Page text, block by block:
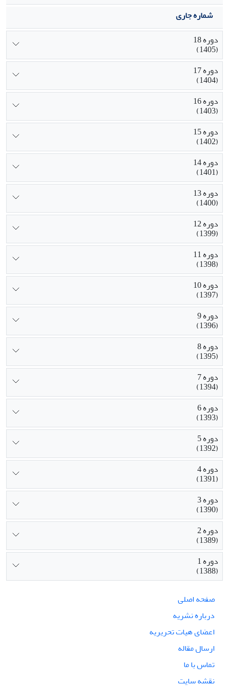
شماره جاری
دوره 18
(1405)
دوره 17
(1404)
دوره 16
(1403)
دوره 15
(1402)
دوره 14
(1401)
دوره 13
(1400)
دوره 12
(1399)
دوره 11
(1398)
دوره 10
(1397)
دوره 9
(1396)
دوره 8
(1395)
دوره 7
(1394)
دوره 6
(1393)
دوره 5
(1392)
دوره 4
(1391)
دوره 3
(1390)
دوره 2
(1389)
دوره 1
(1388)
صفحه اصلی
درباره نشریه
اعضای هیات تحریریه
ارسال مقاله
تماس با ما
نقشه سایت